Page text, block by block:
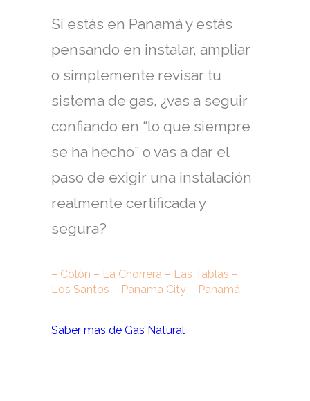
Si estás en Panamá y estás
pensando en instalar, ampliar
o simplemente revisar tu
sistema de gas, ¿vas a seguir
confiando en “lo que siempre
se ha hecho” o vas a dar el
paso de exigir una instalación
realmente certificada y
segura?
– Colón – La Chorrera – Las Tablas –
Los Santos – Panama City – Panamá
Saber mas de Gas Natural